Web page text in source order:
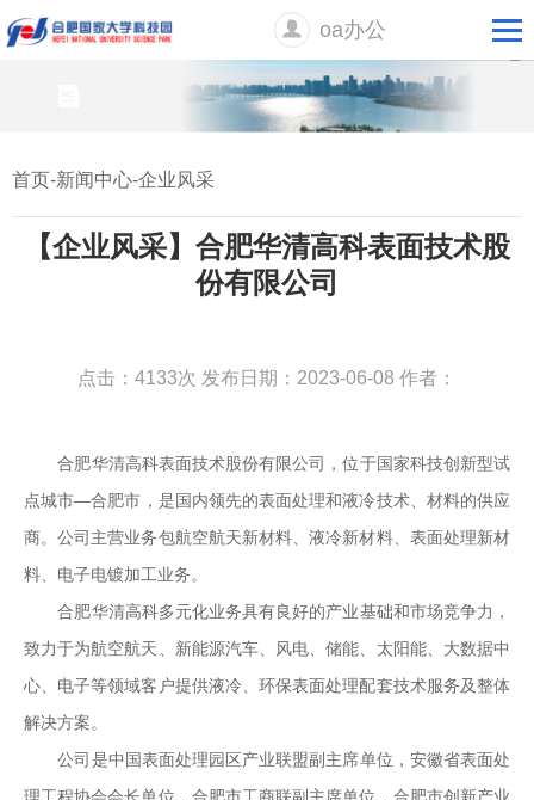
oa办公
首页-新闻中心-企业风采
【企业风采】合肥华清高科表面技术股
份有限公司
点击：4133次 发布日期：2023-06-08 作者：
合肥华清高科表面技术股份有限公司，位于国家科技创新型试
点城市—合肥市，是国内领先的表面处理和液冷技术、材料的供应
商。公司主营业务包航空航天新材料、液冷新材料、表面处理新材
料、电子电镀加工业务。
合肥华清高科多元化业务具有良好的产业基础和市场竞争力，
致力于为航空航天、新能源汽车、风电、储能、太阳能、大数据中
心、电子等领域客户提供液冷、环保表面处理配套技术服务及整体
解决方案。
公司是中国表面处理园区产业联盟副主席单位，安徽省表面处